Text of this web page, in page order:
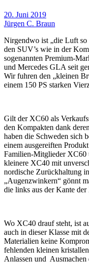
20. Juni 2019
Jürgen C. Braun
Nirgendwo ist „die Luft
den SUV’s wie in der
sogenannten Premium-
und Mercedes GLA seit
Wir fuhren den „kleinen
einem 150 PS starken
Gilt der XC60 als
den Kompakten dank
haben die Schweden sich
einem ausgereiften
Familien-Mitglieder XC60
kleinere XC40 mit
nordische Zurückhaltung
„Augenzwinkern“ gönnt
die links aus der Kante
Wo XC40 drauf steht, ist
auch in dieser Klasse mit
Materialien keine
fehlenden kleinen
Anlassen und